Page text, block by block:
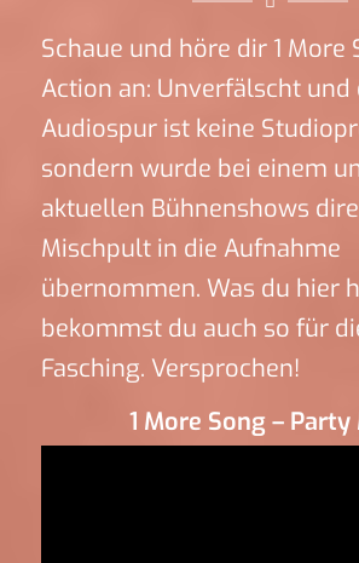
Schaue und höre dir 1 More
Action an: Unverfälscht und
Audiospur ist keine
sondern wurde bei einem
aktuellen Bühnenshows
Mischpult in die Aufnahme
übernommen. Was du hier
bekommst du auch so für
Fasching. Versprochen!
1 More Song – Party